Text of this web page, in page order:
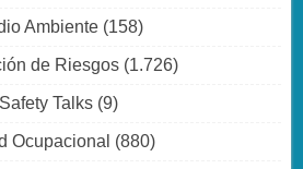
Ambiente (158)
de Riesgos (1.726)
Safety Talks(9)
Ocupacional (880)